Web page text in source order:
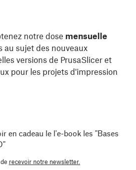
notre dose mensuelle
sujet des nouveaux
versions de PrusaSlicer et
pour les projets d'impression
en cadeau le l'e-book les "Bases
recevoir notre newsletter.